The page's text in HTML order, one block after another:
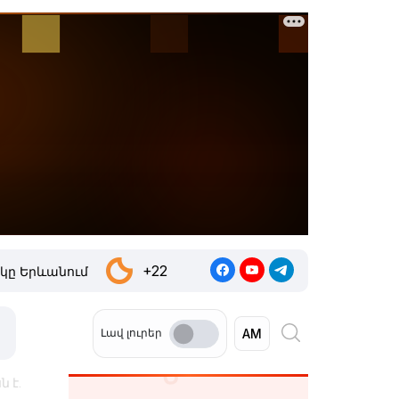
Երևանում +22
Լավ լուրեր
է.